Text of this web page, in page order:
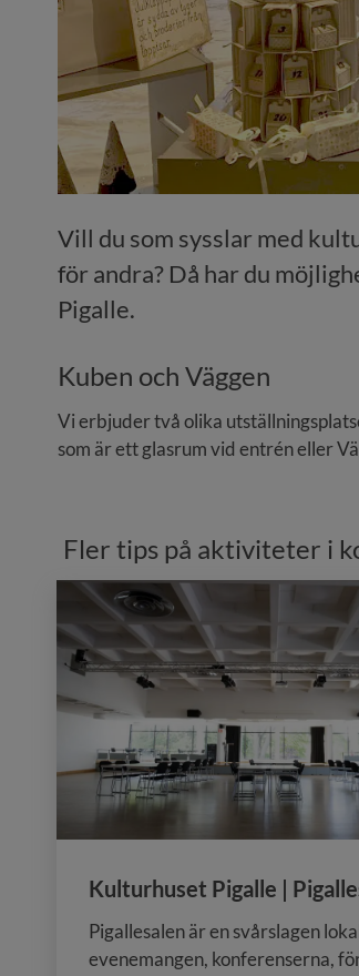
Vill du som sysslar med
för andra? Då har du
Pigalle.
Kuben och Väggen
Vi erbjuder två olika
som är ett glasrum vid entrén eller
Fler tips på aktiviteter i
Kulturhuset Pigalle |
Pigallesalen är en svårslagen
evenemangen, konferenserna,